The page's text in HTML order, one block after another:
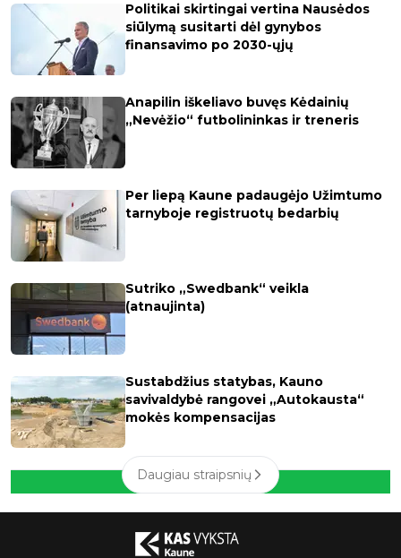
Politikai skirtingai vertina Nausėdos
siūlymą susitarti dėl gynybos
finansavimo po 2030-ųjų
Anapilin iškeliavo buvęs Kėdainių
„Nevėžio“ futbolininkas ir treneris
Per liepą Kaune padaugėjo Užimtumo
tarnyboje registruotų bedarbių
Sutriko „Swedbank“ veikla
(atnaujinta)
Sustabdžius statybas, Kauno
savivaldybė rangovei „Autokausta“
mokės kompensacijas
Daugiau straipsnių